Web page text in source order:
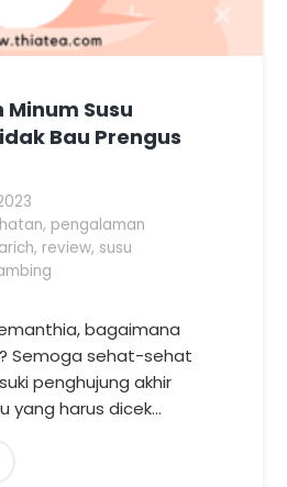
Susu
Bau Prengus
, pengalaman
, review, susu
bagaimana
Semoga sehat-sehat
penghujung akhir
yang harus dicek…